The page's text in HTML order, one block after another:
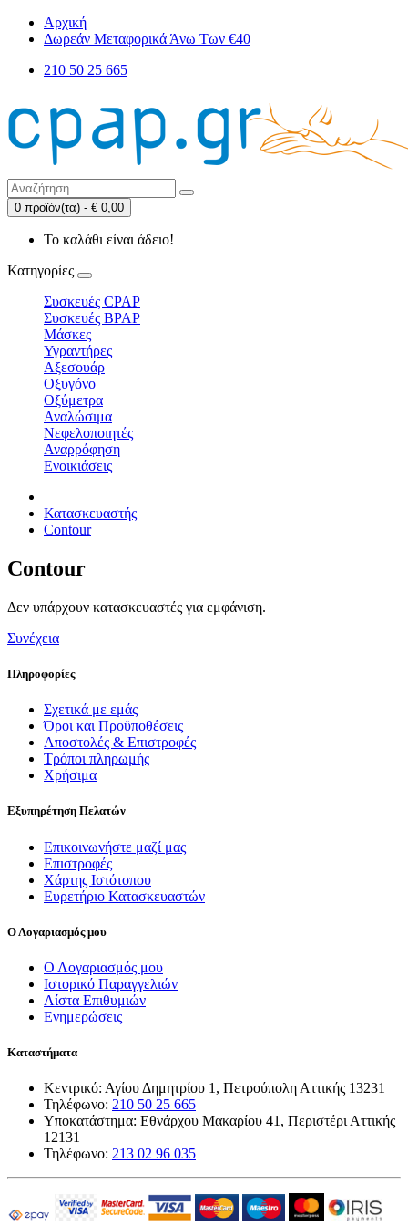
Αρχική
Δωρεάν Μεταφορικά Άνω Των €40
210 50 25 665
0 προϊόν(τα) - € 0,00
Το καλάθι είναι άδειο!
Κατηγορίες
Συσκευές CPAP
Συσκευές BPAP
Μάσκες
Υγραντήρες
Αξεσουάρ
Οξυγόνο
Οξύμετρα
Αναλώσιμα
Νεφελοποιητές
Αναρρόφηση
Ενοικιάσεις
Κατασκευαστής
Contour
Contour
Δεν υπάρχουν κατασκευαστές για εμφάνιση.
Συνέχεια
Πληροφορίες
Σχετικά με εμάς
Όροι και Προϋποθέσεις
Αποστολές & Επιστροφές
Τρόποι πληρωμής
Χρήσιμα
Εξυπηρέτηση Πελατών
Επικοινωνήστε μαζί μας
Επιστροφές
Χάρτης Ιστότοπου
Ευρετήριο Κατασκευαστών
Ο Λογαριασμός μου
Ο Λογαριασμός μου
Ιστορικό Παραγγελιών
Λίστα Επιθυμιών
Ενημερώσεις
Καταστήματα
Κεντρικό: Αγίου Δημητρίου 1, Πετρούπολη Αττικής 13231
Τηλέφωνο: 210 50 25 665
Υποκατάστημα: Εθνάρχου Μακαρίου 41, Περιστέρι Αττικής
12131
Τηλέφωνο: 213 02 96 035